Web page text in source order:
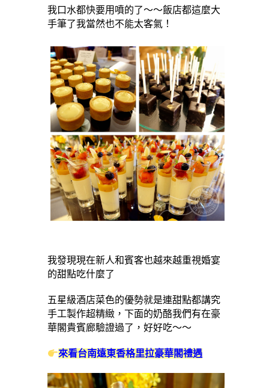
我口水都快要用噴的了～～飯店都這麼大
手筆了我當然也不能太客氣！
我發現現在新人和賓客也越來越重視婚宴
的甜點吃什麼了
五星級酒店菜色的優勢就是連甜點都講究
手工製作超精緻，下面的奶酪我們有在豪
華閣貴賓廊驗證過了，好好吃～～
來看台南遠東香格里拉豪華閣禮遇